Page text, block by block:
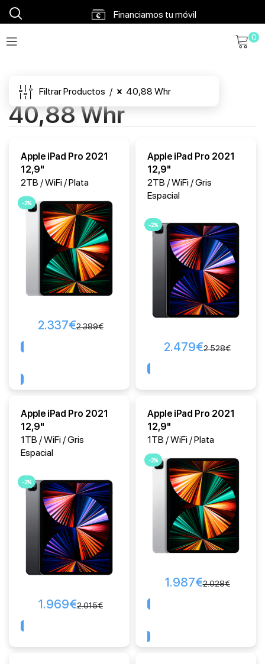
Financiamos tu móvil
0
40,88 Whr
Filtrar Productos 40,88 Whr
Apple iPad Pro 2021
12,9"
2TB / WiFi / Plata
-2%
2.389€
2.337€
Apple iPad Pro 2021
12,9"
2TB / WiFi / Gris
Espacial
-2%
2.528€
2.479€
Apple iPad Pro 2021
12,9"
1TB / WiFi / Gris
Espacial
-2%
2.015€
1.969€
Apple iPad Pro 2021
12,9"
1TB / WiFi / Plata
-2%
2.028€
1.987€